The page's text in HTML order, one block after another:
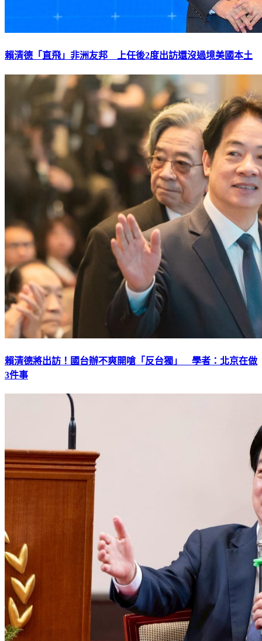
賴清德「直飛」非洲友邦 上任後2度出訪還沒過境美國本土
賴清德將出訪！國台辦不爽開嗆「反台獨」 學者：北京在做
3件事